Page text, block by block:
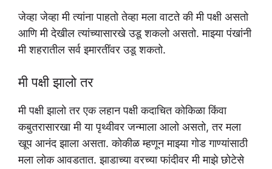
जेव्हा जेव्हा मी त्यांना पाहतो तेव्हा मला वाटते की मी पक्षी असतो
आणि मी देखील त्यांच्यासारखे उडू शकलो असतो. माझ्या पंखांनी
मी शहरातील सर्व इमारतींवर उडू शकतो.
मी पक्षी झालो तर
मी पक्षी झालो तर एक लहान पक्षी कदाचित कोकिळा किंवा
कबुतरासारखा मी या पृथ्वीवर जन्माला आलो असतो, तर मला
खूप आनंद झाला असता. कोकीळ म्हणून माझ्या गोड गाण्यांसाठी
मला लोक आवडतात. झाडाच्या वरच्या फांदीवर मी माझे छोटेसे